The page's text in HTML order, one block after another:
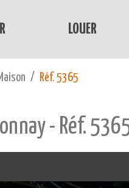
LOUER
Réf. 5365
- Réf.